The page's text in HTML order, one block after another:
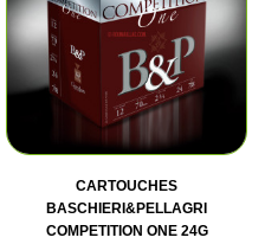
CARTOUCHES
BASCHIERI&PELLAGRI
COMPETITION ONE 24G